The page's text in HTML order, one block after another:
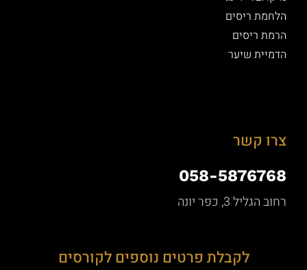
הלחמת ריסים
הרמת ריסים
הדמיית שיער
צרו קשר
058-5876768
רחוב הגליל 3, כפר יונה
לקבלת פרטים נוספים לקורסים